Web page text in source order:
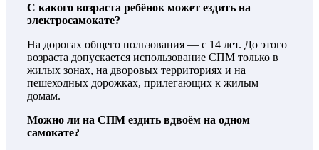
С какого возраста ребёнок может ездить на
электросамокате?
На дорогах общего пользования — с 14 лет. До этого
возраста допускается использование СПМ только в
жилых зонах, на дворовых территориях и на
пешеходных дорожках, прилегающих к жилым
домам.
Можно ли на СПМ ездить вдвоём на одном
самокате?